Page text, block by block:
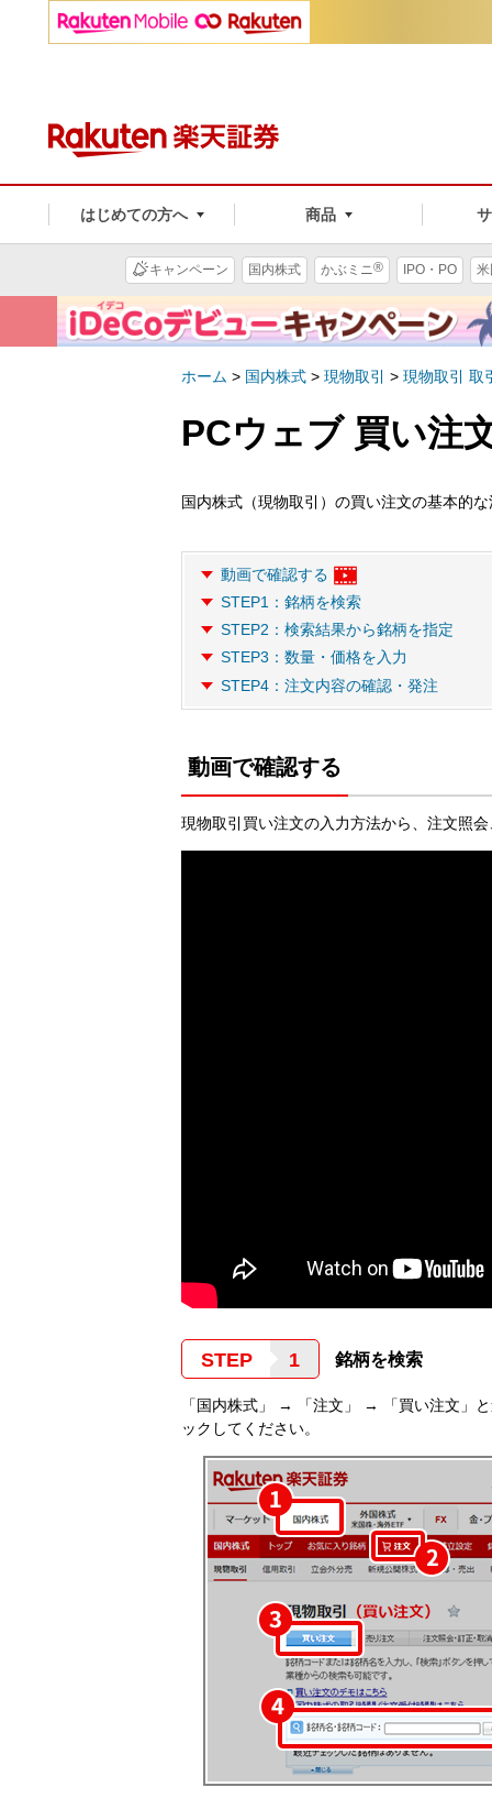
はじめての方へ 商品
キャンペーン 国内株式 かぶミニ® IPO・PO
ホーム > 国内株式 > 現物取引 > 現物取引 取
PCウェブ 買い注
国内株式（現物取引）の買い注文の基本的
動画で確認する
STEP1：銘柄を検索
STEP2：検索結果から銘柄を指定
STEP3：数量・価格を入力
STEP4：注文内容の確認・発注
動画で確認する
現物取引買い注文の入力方法から、注文照
STEP 銘柄を検索
「国内株式」 → 「注文」 → 「買い注文」
ックしてください。